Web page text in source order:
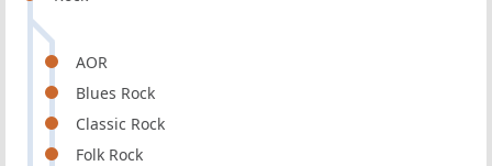
AOR
Blues Rock
Classic Rock
Folk Rock